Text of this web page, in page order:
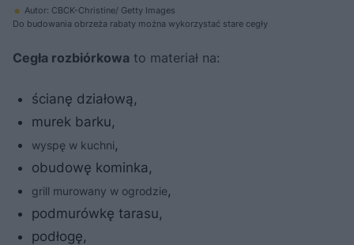
Autor: CBCK-Christine/ Getty Images
Do budowania obrzeża rabaty można wykorzystać stare cegły
Cegła rozbiórkowa to materiał na:
ścianę działową,
murek barku,
wyspę w kuchni,
obudowę kominka,
grill murowany w ogrodzie,
podmurówkę tarasu,
podłogę,